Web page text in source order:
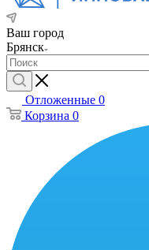
Ваш город
Брянск
Отложенные 0
Корзина 0